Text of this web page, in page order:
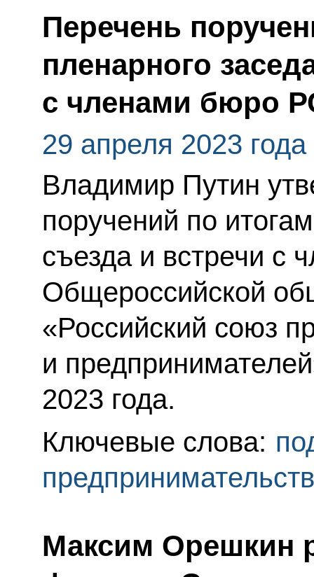
Перечень
пленарного
с членами бюро
29 апреля 2023 года
Владимир Путин
поручений по
съезда и встречи с
Общероссийской
«Российский союз
и
2023 года.
Ключевые слова:
Максим Орешкин